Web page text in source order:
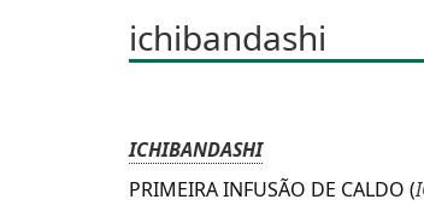
ichibandashi
ICHIBANDASHI
PRIMEIRA INFUSÃO DE CALDO (